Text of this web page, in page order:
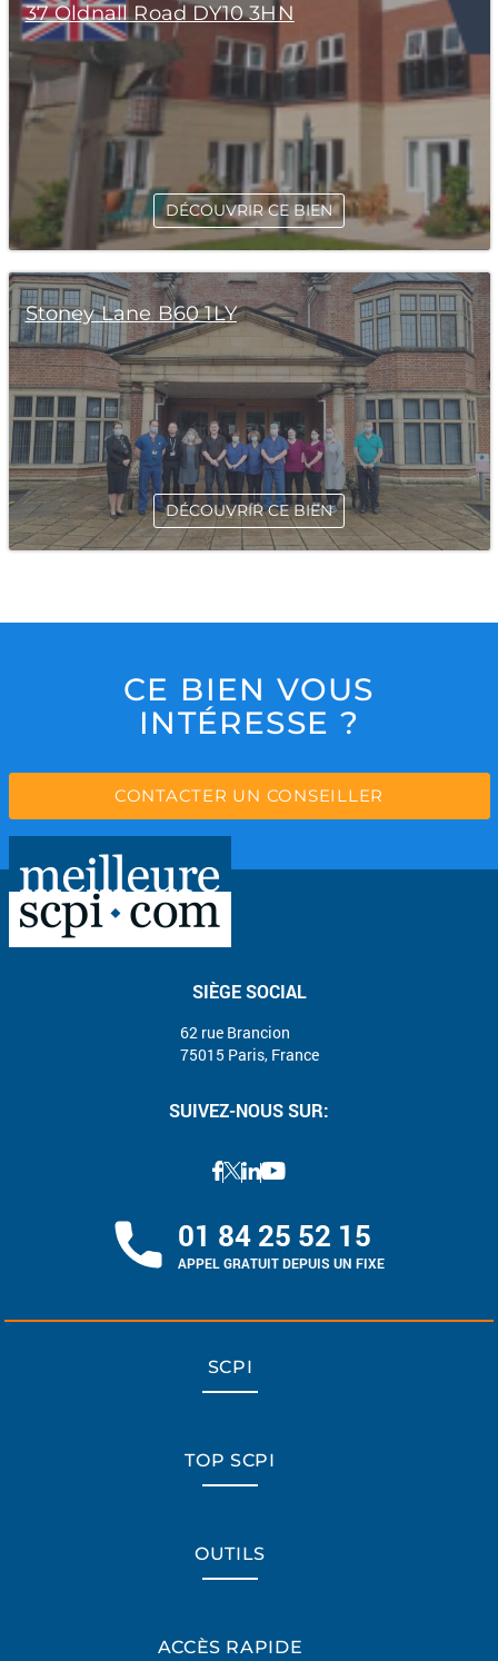
37 Oldnall Road DY10 3HN
DÉCOUVRIR CE BIEN
Stoney Lane B60 1LY
DÉCOUVRIR CE BIEN
CE BIEN VOUS
INTÉRESSE ?
CONTACTER UN CONSEILLER
SIÈGE SOCIAL
62 rue Brancion
75015 Paris, France
SUIVEZ-NOUS SUR:
01 84 25 52 15
APPEL GRATUIT DEPUIS UN FIXE
SCPI
TOP SCPI
OUTILS
ACCÈS RAPIDE